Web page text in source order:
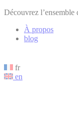
Découvrez l’ensemble
À propos
blog
fr
en